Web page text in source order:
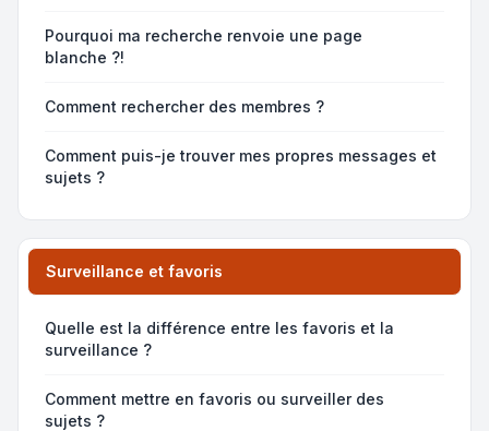
Pourquoi ma recherche renvoie une page
blanche ?!
Comment rechercher des membres ?
Comment puis-je trouver mes propres messages et
sujets ?
Surveillance et favoris
Quelle est la différence entre les favoris et la
surveillance ?
Comment mettre en favoris ou surveiller des
sujets ?